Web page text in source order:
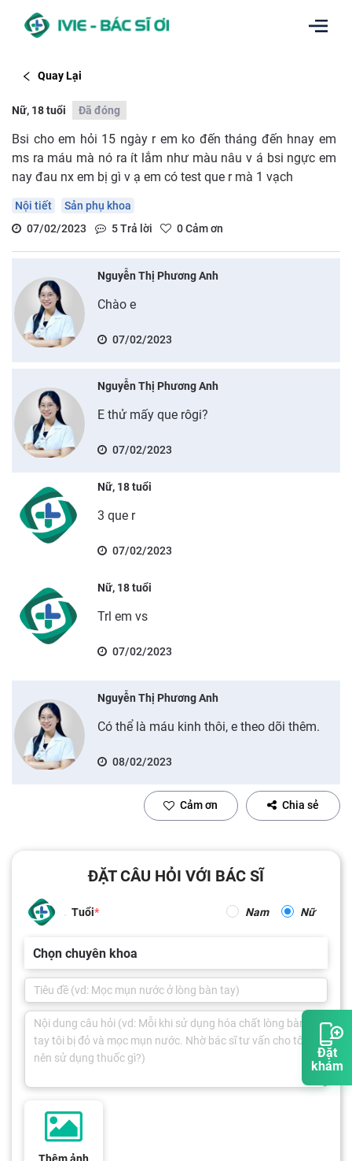
Đặt
khám
Quay Lại
Nữ, 18 tuổi Đã đóng
Bsi cho em hỏi 15 ngày r em ko đến tháng đến hnay em
ms ra máu mà nó ra ít lắm như màu nâu v á bsi ngực em
nay đau nx em bị gì v ạ em có test que r mà 1 vạch
Nội tiết
Sản phụ khoa
07/02/2023
5Trả lời 0Cảm ơn
Nguyễn Thị Phương Anh
Chào e
07/02/2023
Nguyễn Thị Phương Anh
E thử mấy que rôgi?
07/02/2023
Nữ, 18 tuổi
3 que r
07/02/2023
Nữ, 18 tuổi
Trl em vs
07/02/2023
Nguyễn Thị Phương Anh
Có thể là máu kinh thôi, e theo dõi thêm.
08/02/2023
Cảm ơn Chia sẻ
ĐẶT CÂU HỎI VỚI BÁC SĨ
Tuổi Nam Nữ
Chọn chuyên khoa